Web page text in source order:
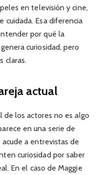
en televisión y cine,
cuidada. Esa diferencia
por qué la
curiosidad, pero
claras.
actual
de los actores no es algo
en una serie de
a entrevistas de
curiosidad por saber
En el caso de Maggie